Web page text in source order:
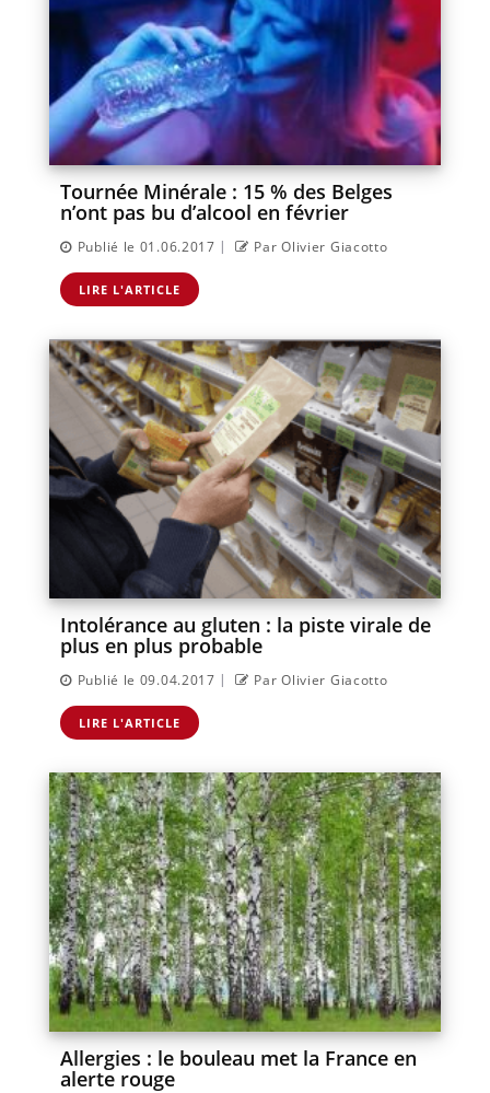
Tournée Minérale : 15 % des Belges
n’ont pas bu d’alcool en février
Publié le 01.06.2017 | Par Olivier Giacotto
LIRE L'ARTICLE
Intolérance au gluten : la piste virale de
plus en plus probable
Publié le 09.04.2017 | Par Olivier Giacotto
LIRE L'ARTICLE
Allergies : le bouleau met la France en
alerte rouge